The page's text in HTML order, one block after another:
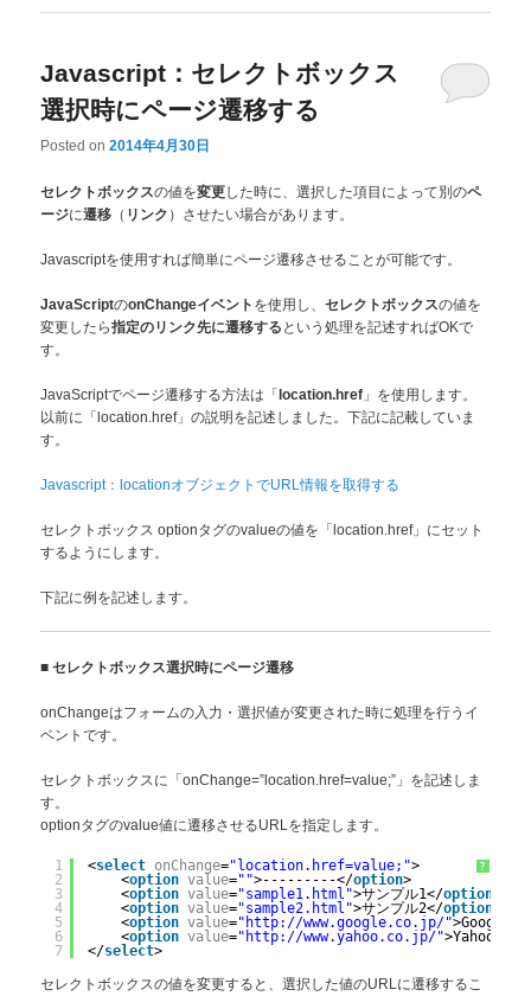
Javascript：セレクトボックス
選択時にページ遷移する
Posted on2014年4月30日
セレクトボックスの値を変更した時に、選択した項目によって別のペ
ージに遷移 （ リンク ）させたい場合があります。
Javascriptを使用すれば簡単にページ遷移させることが可能です。
JavaScriptのonChangeイベント を使用し、セレクトボックスの値を
変更したら指定のリンク先に遷移する という処理を記述すればOKで
す。
JavaScriptでページ遷移する方法は「 location.href 」を使用します。
以前に「location.href」の説明を記述しました。下記に記載していま
す。
Javascript：locationオブジェクトでURL情報を取得する
セレクトボックス optionタグのvalueの値を「location.href」にセット
するようにします。
下記に例を記述します。
■セレクトボックス選択時にページ遷移
onChangeはフォームの入力・選択値が変更された時に処理を行うイ
ベントです。
セレクトボックスに「onChange=”location.href=value;”」を記述しま
す。
optionタグのvalue値に遷移させるURLを指定します。
?
1
2
3
4
5
6
7
<select onChange="location.href=value;">
<option value="">---------</option>
<option value="sample1.html">サンプル1</option
<option value="sample2.html">サンプル2</option
<option value="http://www.google.co.jp/">Google</
<option value="http://www.yahoo.co.jp/">Yahoo!</
</select>
セレクトボックスの値を変更すると、選択した値のURLに遷移するこ